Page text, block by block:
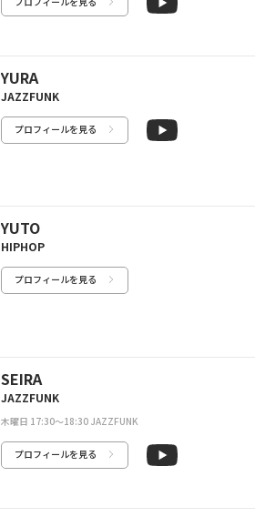
YURA
JAZZFUNK
プロフィールを見る
YUTO
HIPHOP
プロフィールを見る
SEIRA
JAZZFUNK
木曜日 17:30〜18:30 JAZZFUNK
プロフィールを見る